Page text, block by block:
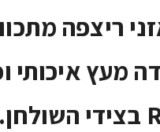
ריצפה
מעץ איכותי
תאורת RGB בצידי השולחן.